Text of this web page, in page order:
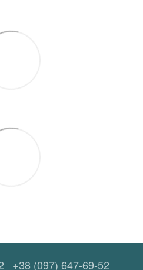
+38 (097) 647-69-52